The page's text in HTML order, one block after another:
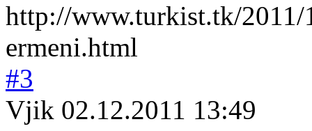
http://www.turkist.tk/2011/
ermeni.html
#3
Vjik 02.12.2011 13:49